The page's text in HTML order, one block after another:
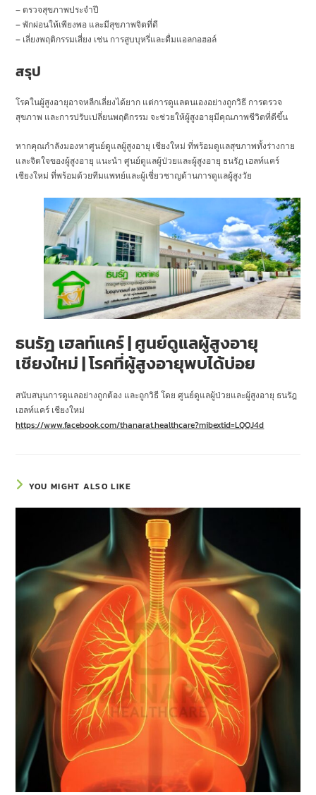
– ตรวจสุขภาพประจำปี
– พักผ่อนให้เพียงพอ และมีสุขภาพจิตที่ดี
– เลี่ยงพฤติกรรมเสี่ยง เช่น การสูบบุหรี่และดื่มแอลกอฮอล์
สรุป
โรคในผู้สูงอายุอาจหลีกเลี่ยงได้ยาก แต่การดูแลตนเองอย่างถูกวิธี การตรวจ
สุขภาพ และการปรับเปลี่ยนพฤติกรรม จะช่วยให้ผู้สูงอายุมีคุณภาพชีวิตที่ดีขึ้น
หากคุณกำลังมองหาศูนย์ดูแลผู้สูงอายุ เชียงใหม่ ที่พร้อมดูแลสุขภาพทั้งร่างกาย
และจิตใจของผู้สูงอายุ แนะนำ ศูนย์ดูแลผู้ป่วยและผู้สูงอายุ ธนรัฎ เฮลท์แคร์
เชียงใหม่ ที่พร้อมด้วยทีมแพทย์และผู้เชี่ยวชาญด้านการดูแลผู้สูงวัย
ธนรัฎ เฮลท์แคร์ | ศูนย์ดูแลผู้สูงอายุ
เชียงใหม่ | โรคที่ผู้สูงอายุพบได้บ่อย
สนับสนุนการดูแลอย่างถูกต้อง และถูกวิธี โดย ศูนย์ดูแลผู้ป่วยและผู้สูงอายุ ธนรัฎ
เฮลท์แคร์ เชียงใหม่
https://www.facebook.com/thanarat.healthcare?mibextid=LQQJ4d
YOU MIGHT ALSO LIKE